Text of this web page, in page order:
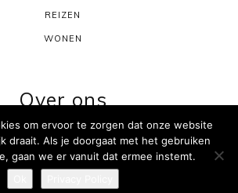
REIZEN
WONEN
Over ons
CONTACT
PRIVACYBELEID
om ervoor te zorgen dat onze website
draait. Als je doorgaat met het gebruiken
gaan we er vanuit dat ermee instemt.